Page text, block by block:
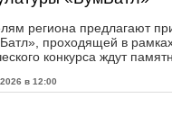
региона предлагают
проходящей в
конкурса ждут
в 12:00